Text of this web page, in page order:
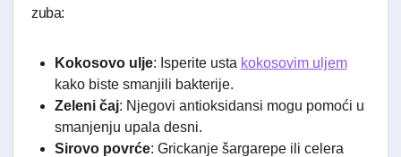
zuba:
Kokosovo ulje: Isperite usta kokosovim uljem
kako biste smanjili bakterije.
Zeleni čaj: Njegovi antioksidansi mogu pomoći u
smanjenju upala desni.
Sirovo povrće: Grickanje šargarepe ili celera